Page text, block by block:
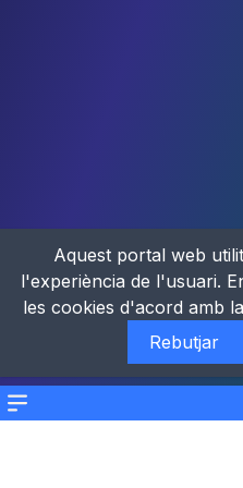
Menu
Aquest portal web
l'experiència de l'usuari.
les cookies d'acord amb
Rebutjar